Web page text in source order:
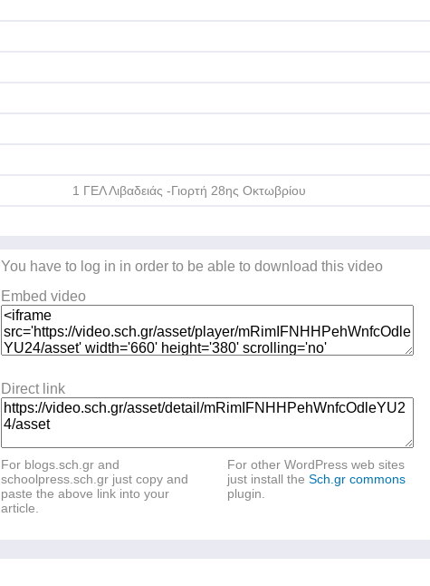
1 ΓΕΛ Λιβαδειάς -Γιορτή 28ης Οκτωβρίου
You have to log in in order to be able to download this video
Embed video
Direct link
For blogs.sch.gr and
schoolpress.sch.gr just copy and
paste the above link into your
article.
For other WordPress web sites
just install the Sch.gr commons
plugin.